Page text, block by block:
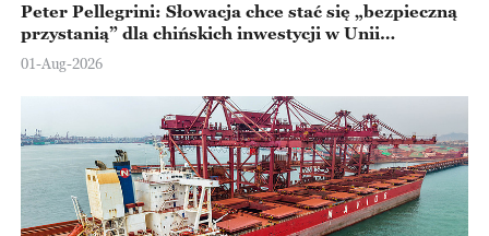
Peter Pellegrini: Słowacja chce stać się „bezpieczną
przystanią” dla chińskich inwestycji w Unii
Europejskiej
01-Aug-2026